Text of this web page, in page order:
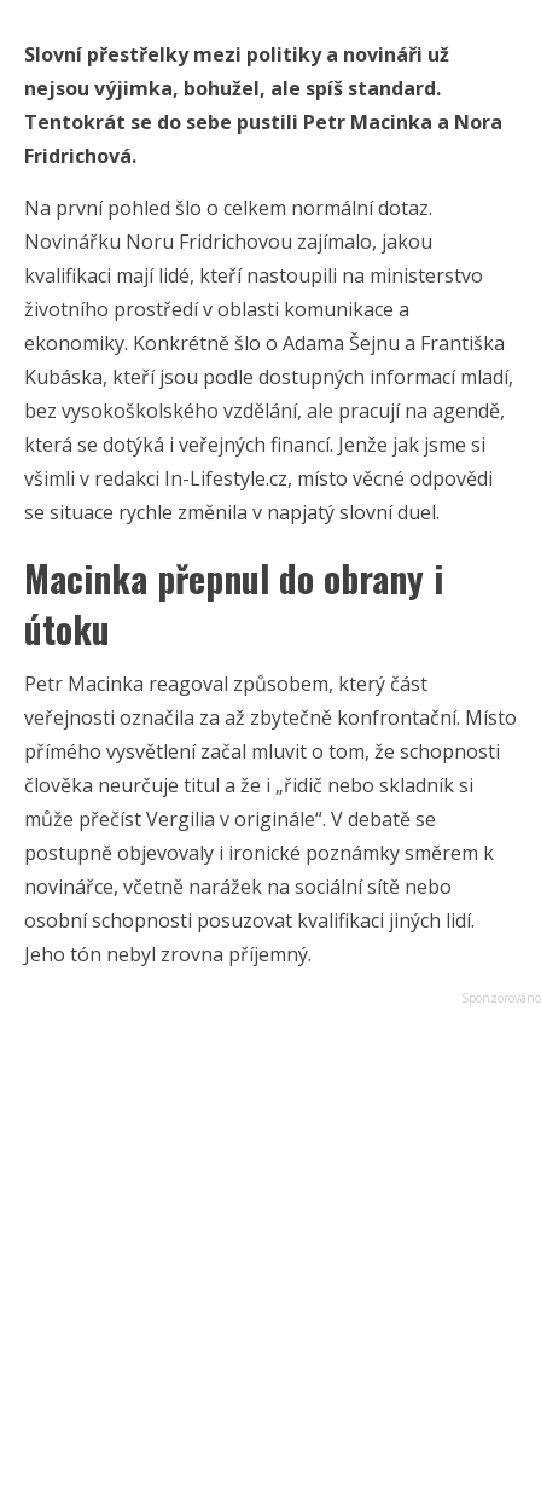
Slovní přestřelky mezi politiky a novináři už
nejsou výjimka, bohužel, ale spíš standard.
Tentokrát se do sebe pustili Petr Macinka a Nora
Fridrichová.
Na první pohled šlo o celkem normální dotaz.
Novinářku Noru Fridrichovou zajímalo, jakou
kvalifikaci mají lidé, kteří nastoupili na ministerstvo
životního prostředí v oblasti komunikace a
ekonomiky. Konkrétně šlo o Adama Šejnu a Františka
Kubáska, kteří jsou podle dostupných informací mladí,
bez vysokoškolského vzdělání, ale pracují na agendě,
která se dotýká i veřejných financí. Jenže jak jsme si
všimli v redakci In-Lifestyle.cz, místo věcné odpovědi
se situace rychle změnila v napjatý slovní duel.
Macinka přepnul do obrany i
útoku
Petr Macinka reagoval způsobem, který část
veřejnosti označila za až zbytečně konfrontační. Místo
přímého vysvětlení začal mluvit o tom, že schopnosti
člověka neurčuje titul a že i „řidič nebo skladník si
může přečíst Vergilia v originále“. V debatě se
postupně objevovaly i ironické poznámky směrem k
novinářce, včetně narážek na sociální sítě nebo
osobní schopnosti posuzovat kvalifikaci jiných lidí.
Jeho tón nebyl zrovna příjemný.